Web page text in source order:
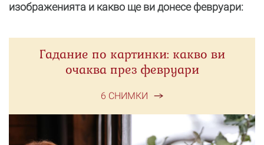
изображенията и какво ще ви донесе февруари:
Гадание по картинки: какво ви
очаква през февруари
6 СНИМКИ